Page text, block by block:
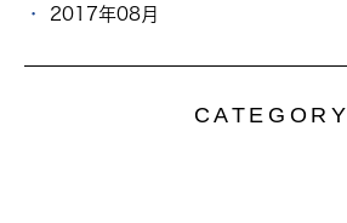
2017年08月
CATEGORY